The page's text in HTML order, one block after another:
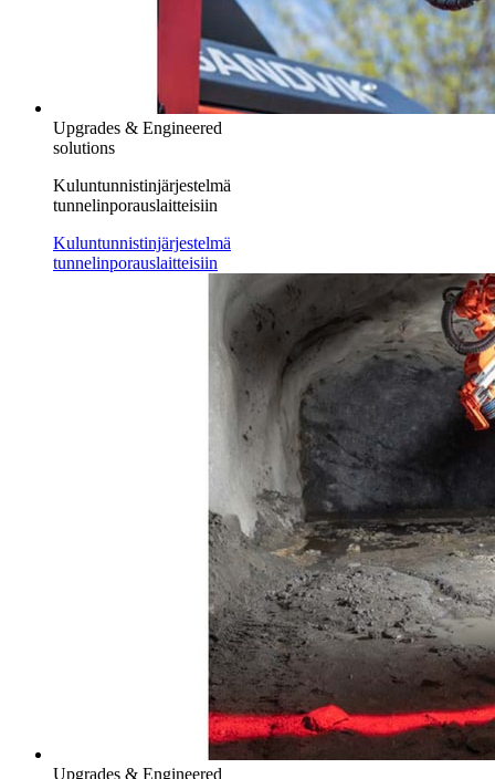
Upgrades & Engineered
solutions
Kuluntunnistinjärjestelmä
tunnelinporauslaitteisiin
Kuluntunnistinjärjestelmä
tunnelinporauslaitteisiin
Upgrades & Engineered